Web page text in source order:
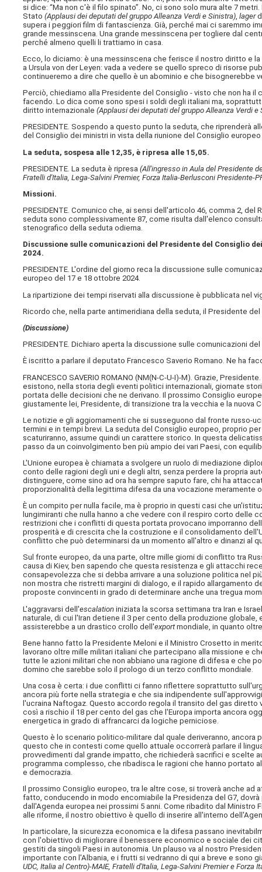
si dice: “Ma non c'è il filo spinato”. No, ci sono solo mura alte 7
Stato(Applausi dei deputati del gruppo Alleanza Verdi e Sinistra) ,lager
supera i peggiori film di fantascienza. Già, perché mai ci saremmo
grande messinscena. Una grande messinscena per togliere dal
perché almeno quelli li trattiamo in casa.
Ecco, lo diciamo: è una messinscena che ferisce il nostro diritto e
a Ursula von der Leyen: vada a vedere se quello spreco di risorse
continueremo a dire che quello è un abominio e che bisognerebbe
Perciò, chiediamo alla Presidente del Consiglio - visto che non ha il
facendo. Lo dica come sono spesi i soldi degli italiani ma,
diritto internazionale(Applausi dei deputati del gruppo Alleanza Verdi e
PRESIDENTE. Sospendo a questo punto la seduta, che
del Consiglio dei ministri in vista della riunione del Consiglio
La seduta, sospesa alle 12,35, è ripresa alle 15,05.
PRESIDENTE. La seduta è ripresa(All'ingresso in Aula del Presidente
Fratelli d'Italia, Lega-Salvini Premier, Forza Italia-Berlusconi Presidente-
Missioni.
PRESIDENTE. Comunico che, ai sensi dell'articolo 46, comma 2,
seduta sono complessivamente 87, come risulta dall'elenco
stenografico della seduta odierna.
Discussione sulle comunicazioni del Presidente del Consiglio
2024.
PRESIDENTE. L'ordine del giorno reca la discussione sulle
europeo del 17 e 18 ottobre 2024.
La ripartizione dei tempi riservati alla discussione è pubblicata nel
Ricordo che, nella parte antimeridiana della seduta, il Presidente
(Discussione)
PRESIDENTE. Dichiaro aperta la discussione sulle comunicazioni
È iscritto a parlare il deputato Francesco Saverio Romano. Ne ha
FRANCESCO SAVERIO ROMANO (NM(N-C-U-I)-M). Grazie,
esistono, nella storia degli eventi politici internazionali, giornate
portata delle decisioni che ne derivano. Il prossimo Consiglio
giustamente lei, Presidente, di transizione tra la vecchia e la nuova
Le notizie e gli aggiornamenti che si susseguono dal fronte russo-
termini e in tempi brevi. La seduta del Consiglio europeo, proprio
scaturiranno, assume quindi un carattere storico. In questa
passo da un coinvolgimento ben più ampio dei vari Paesi, con
L'Unione europea è chiamata a svolgere un ruolo di mediazione
conto delle ragioni degli uni e degli altri, senza perdere la propria
distinguere, come sino ad ora ha sempre saputo fare, chi ha
proporzionalità della legittima difesa da una vocazione meramente
È un compito per nulla facile, ma è proprio in questi casi che
lungimiranti che nulla hanno a che vedere con il respiro corto delle
restrizioni che i conflitti di questa portata provocano imporranno
prosperità e di crescita che la costruzione e il consolidamento
conflitto che può determinarsi da un momento all'altro e dinanzi al
Sul fronte europeo, da una parte, oltre mille giorni di conflitto tra
causa di Kiev, ben sapendo che questa resistenza e gli attacchi
consapevolezza che si debba arrivare a una soluzione politica nel
non mostra che ristretti margini di dialogo, e il rapido allargamento
proposte convincenti in grado di determinare anche una tregua
L'aggravarsi dell'escalation iniziata la scorsa settimana tra Iran e
naturale, di cui l'Iran detiene il 3 per cento della produzione
assisterebbe a un drastico crollo dell'exportmondiale, in quanto
Bene hanno fatto la Presidente Meloni e il Ministro Crosetto in
lavorano oltre mille militari italiani che partecipano alla missione e
tutte le azioni militari che non abbiano una ragione di difesa e che
domino che sarebbe solo il prologo di un terzo conflitto mondiale.
Una cosa è certa: i due conflitti ci fanno riflettere soprattutto
ancora più forte nella strategia e che sia indipendente
l'ucraina Naftogaz. Questo accordo regola il transito del gas
così a rischio il 18 per cento del gas che l'Europa importa ancora
energetica in grado di affrancarci da logiche perniciose.
Questo è lo scenario politico-militare dal quale deriveranno,
questo che in contesti come quello attuale occorrerà parlare il
provvedimenti dal grande impatto, che richiederà sacrifici e scelte
programma complesso, che ribadisca le ragioni che hanno portato
e democrazia.
Il prossimo Consiglio europeo, tra le altre cose, si troverà anche ad
fatto, conducendo in modo encomiabile la Presidenza del G7,
dall'Agenda europea nei prossimi 5 anni. Come ribadito dal
alle riforme, il nostro obiettivo è quello di inserire all'interno
In particolare, la sicurezza economica e la difesa passano
con l'obiettivo di migliorare il benessere economico e sociale dei
gestiti da singoli Paesi in autonomia. Un plauso va al nostro
importante con l'Albania, e i frutti si vedranno di qui a breve e sono
UDC, Italia al Centro)-MAIE, Fratelli d'Italia, Lega-Salvini Premier e Forza